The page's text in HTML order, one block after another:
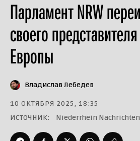
Парламент NRW
своего
Европы
Владислав Лебедев
10 ОКТЯБРЯ 2025, 18:35
ИСТОЧНИК:
Niederrhein Nachrichten